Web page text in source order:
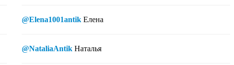
@Elena1001antik Елена
@NataliaAntik Наталья